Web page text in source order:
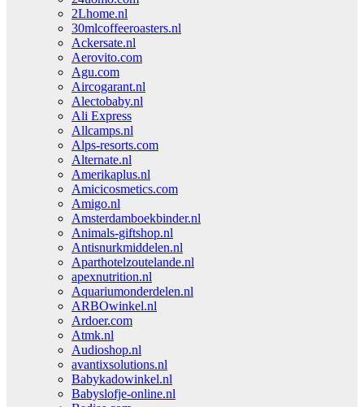
2Lhome.nl
30mlcoffeeroasters.nl
Ackersate.nl
Aerovito.com
Agu.com
Aircogarant.nl
Alectobaby.nl
Ali Express
Allcamps.nl
Alps-resorts.com
Alternate.nl
Amerikaplus.nl
Amicicosmetics.com
Amigo.nl
Amsterdamboekbinder.nl
Animals-giftshop.nl
Antisnurkmiddelen.nl
Aparthotelzoutelande.nl
apexnutrition.nl
Aquariumonderdelen.nl
ARBOwinkel.nl
Ardoer.com
Atmk.nl
Audioshop.nl
avantixsolutions.nl
Babykadowinkel.nl
Babyslofje-online.nl